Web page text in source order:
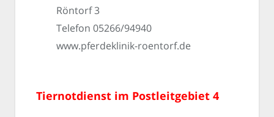
Röntorf 3
Telefon 05266/94940
www.pferdeklinik-roentorf.de
Tiernotdienst im Postleitgebiet 4